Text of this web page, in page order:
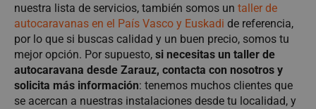
nuestra lista de servicios, también somos un taller de
autocaravanas en el País Vasco y Euskadi de referencia,
por lo que si buscas calidad y un buen precio, somos tu
mejor opción. Por supuesto, si necesitas un taller de
autocaravana desde Zarauz, contacta con nosotros y
solicita más información: tenemos muchos clientes que
se acercan a nuestras instalaciones desde tu localidad, y